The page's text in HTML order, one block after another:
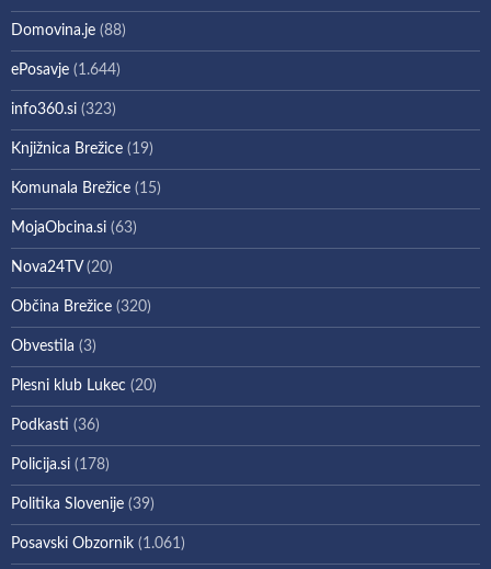
Domovina.je (88)
ePosavje (1.644)
info360.si (323)
Knjižnica Brežice (19)
Komunala Brežice (15)
MojaObcina.si (63)
Nova24TV(20)
Občina Brežice (320)
Obvestila (3)
Plesni klub Lukec (20)
Podkasti (36)
Policija.si (178)
Politika Slovenije (39)
Posavski Obzornik (1.061)